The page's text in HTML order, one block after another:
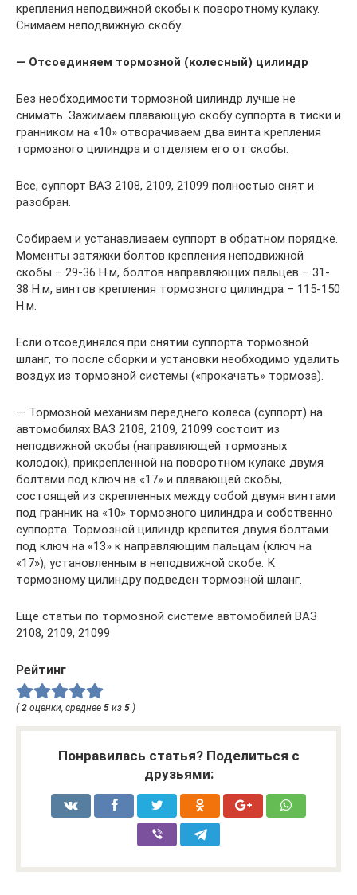
крепления неподвижной скобы к поворотному кулаку.
Снимаем неподвижную скобу.
— Отсоединяем тормозной (колесный) цилиндр
Без необходимости тормозной цилиндр лучше не
снимать. Зажимаем плавающую скобу суппорта в тиски и
гранником на «10» отворачиваем два винта крепления
тормозного цилиндра и отделяем его от скобы.
Все, суппорт ВАЗ 2108, 2109, 21099 полностью снят и
разобран.
Собираем и устанавливаем суппорт в обратном порядке.
Моменты затяжки болтов крепления неподвижной
скобы – 29-36 Н.м, болтов направляющих пальцев – 31-
38 Н.м, винтов крепления тормозного цилиндра – 115-150
Н.м.
Если отсоединялся при снятии суппорта тормозной
шланг, то после сборки и установки необходимо удалить
воздух из тормозной системы («прокачать» тормоза).
— Тормозной механизм переднего колеса (суппорт) на
автомобилях ВАЗ 2108, 2109, 21099 состоит из
неподвижной скобы (направляющей тормозных
колодок), прикрепленной на поворотном кулаке двумя
болтами под ключ на «17» и плавающей скобы,
состоящей из скрепленных между собой двумя винтами
под гранник на «10» тормозного цилиндра и собственно
суппорта. Тормозной цилиндр крепится двумя болтами
под ключ на «13» к направляющим пальцам (ключ на
«17»), установленным в неподвижной скобе. К
тормозному цилиндру подведен тормозной шланг.
Еще статьи по тормозной системе автомобилей ВАЗ
2108, 2109, 21099
Рейтинг
(2 оценки, среднее 5 из 5 )
Понравилась статья? Поделиться с
друзьями: